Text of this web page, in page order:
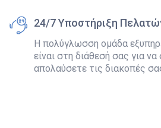
24/7 Υποστήριξη
Η πολύγλωσση ομάδα
είναι στη διάθεσή σας για
απολαύσετε τις διακοπές